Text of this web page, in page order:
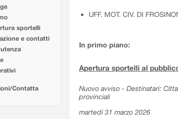
sportelli
e contatti
Contatta
UFF. MOT. CIV. DI
In primo piano:
Apertura sportelli al
Nuovo avviso - Destinatari:
provinciali
martedì 31 marzo 2026